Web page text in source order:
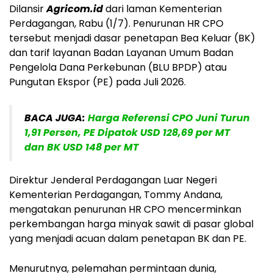
DilansirAgricom.iddari laman Kementerian
Perdagangan, Rabu (1/7). Penurunan HR CPO
tersebut menjadi dasar penetapan Bea Keluar (BK)
dan tarif layanan Badan Layanan Umum Badan
Pengelola Dana Perkebunan (BLU BPDP) atau
Pungutan Ekspor (PE) pada Juli 2026.
BACA JUGA: Harga Referensi CPO Juni Turun
1,91 Persen, PE Dipatok USD 128,69 per MT
dan BK USD 148 per MT
Direktur Jenderal Perdagangan Luar Negeri
Kementerian Perdagangan, Tommy Andana,
mengatakan penurunan HR CPO mencerminkan
perkembangan harga minyak sawit di pasar global
yang menjadi acuan dalam penetapan BK dan PE.
Menurutnya, pelemahan permintaan dunia,